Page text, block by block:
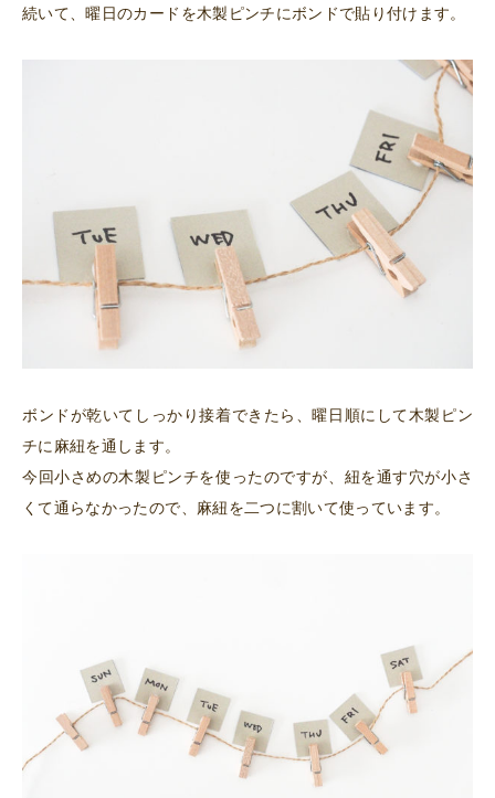
続いて、曜日のカードを木製ピンチにボンドで貼り付けます。
ボンドが乾いてしっかり接着できたら、曜日順にして木製ピン
チに麻紐を通します。
今回小さめの木製ピンチを使ったのですが、紐を通す穴が小さ
くて通らなかったので、麻紐を二つに割いて使っています。